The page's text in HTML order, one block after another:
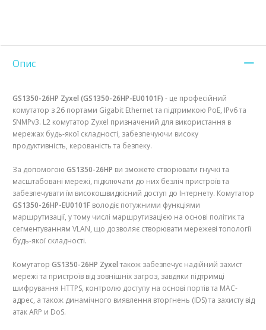
Опис
GS1350-26HP Zyxel (GS1350-26HP-EU0101F) - це професійний
комутатор з 26 портами Gigabit Ethernet та підтримкою PoE, IPv6 та
SNMPv3. L2 комутатор Zyxel призначений для використання в
мережах будь-якої складності, забезпечуючи високу
продуктивність, керованість та безпеку.
За допомогою GS1350-26HP ви зможете створювати гнучкі та
масштабовані мережі, підключати до них безліч пристроїв та
забезпечувати їм високошвидкісний доступ до Інтернету. Комутатор
GS1350-26HP-EU0101F володіє потужними функціями
маршрутизації, у тому числі маршрутизацією на основі політик та
сегментуванням VLAN, що дозволяє створювати мережеві топології
будь-якої складності.
Комутатор GS1350-26HP Zyxel також забезпечує надійний захист
мережі та пристроїв від зовнішніх загроз, завдяки підтримці
шифрування HTTPS, контролю доступу на основі портів та MAC-
адрес, а також динамічного виявлення вторгнень (IDS) та захисту від
атак ARP и DoS.